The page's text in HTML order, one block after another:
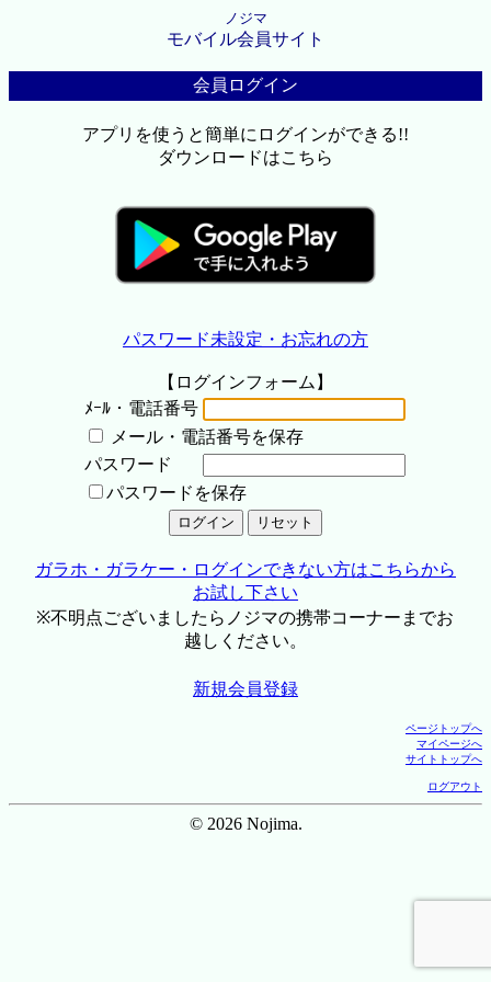
ノジマ
モバイル会員サイト
会員ログイン
アプリを使うと簡単にログインができる!!
ダウンロードはこちら
パスワード未設定・お忘れの方
【ログインフォーム】
ﾒｰﾙ・電話番号
メール・電話番号を保存
パスワード
パスワードを保存
ガラホ・ガラケー・ログインできない方はこちらから
お試し下さい
※不明点ございましたらノジマの携帯コーナーまでお
越しください。
新規会員登録
ページトップへ
マイページへ
サイトトップへ
ログアウト
© 2026 Nojima.